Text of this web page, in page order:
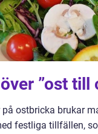
”ost till
på ostbricka brukar
festliga tillfällen,